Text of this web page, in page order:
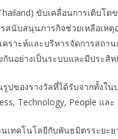
ขับเคลื่อนการเติบโ
นับสนุนภารกิจช่วยเหลือเห
ราะห์และบริหารจัดการสถ
นอย่างเป็นระบบและมีประสิ
ของรางวัลที่ได้รับจากทั้งใน
Technology, People และ
เทคโนโลยีกับพันธมิตรระยะ